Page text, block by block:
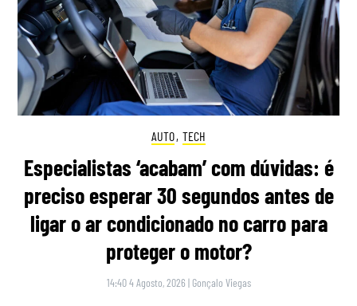
AUTO, TECH
Especialistas ‘acabam’ com dúvidas: é
preciso esperar 30 segundos antes de
ligar o ar condicionado no carro para
proteger o motor?
14:40 4 Agosto, 2026 | Gonçalo Viegas